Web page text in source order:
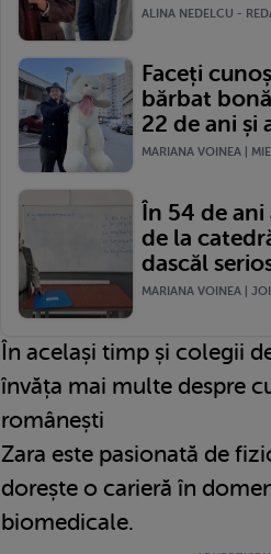
ALINA NEDELCU -
Faceți
bărbat
22 de ani și
MARIANA VOINEA |
În 54 de
de la
dascăl
MARIANA VOINEA |
În același timp și colegii
învăța mai multe despre
românești
Zara este pasionată de
dorește o carieră în
biomedicale.